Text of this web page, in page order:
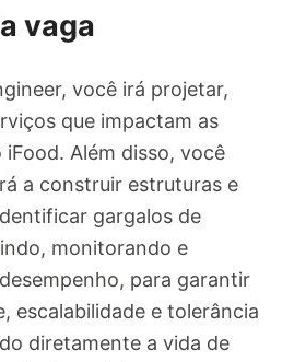
vaga
você irá projetar,
que impactam as
Além disso, você
a construir estruturas e
gargalos de
monitorando e
para garantir
escalabilidade e tolerância
diretamente a vida de